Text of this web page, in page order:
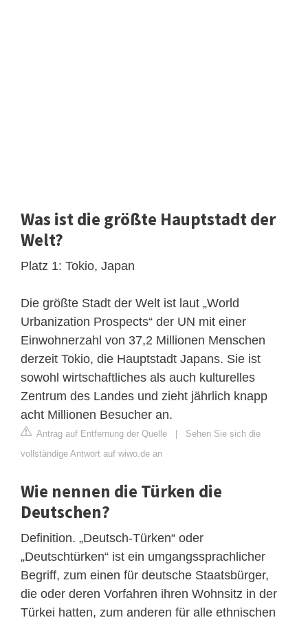
Was ist die größte Hauptstadt der
Welt?
Platz 1: Tokio, Japan
Die größte Stadt der Welt ist laut „World
Urbanization Prospects“ der UN mit einer
Einwohnerzahl von 37,2 Millionen Menschen
derzeit Tokio, die Hauptstadt Japans. Sie ist
sowohl wirtschaftliches als auch kulturelles
Zentrum des Landes und zieht jährlich knapp
acht Millionen Besucher an.
Antrag auf Entfernung der Quelle | Sehen Sie sich die
vollständige Antwort auf wiwo.de an
Wie nennen die Türken die
Deutschen?
Definition. „Deutsch-Türken“ oder
„Deutschtürken“ ist ein umgangssprachlicher
Begriff, zum einen für deutsche Staatsbürger,
die oder deren Vorfahren ihren Wohnsitz in der
Türkei hatten, zum anderen für alle ethnischen